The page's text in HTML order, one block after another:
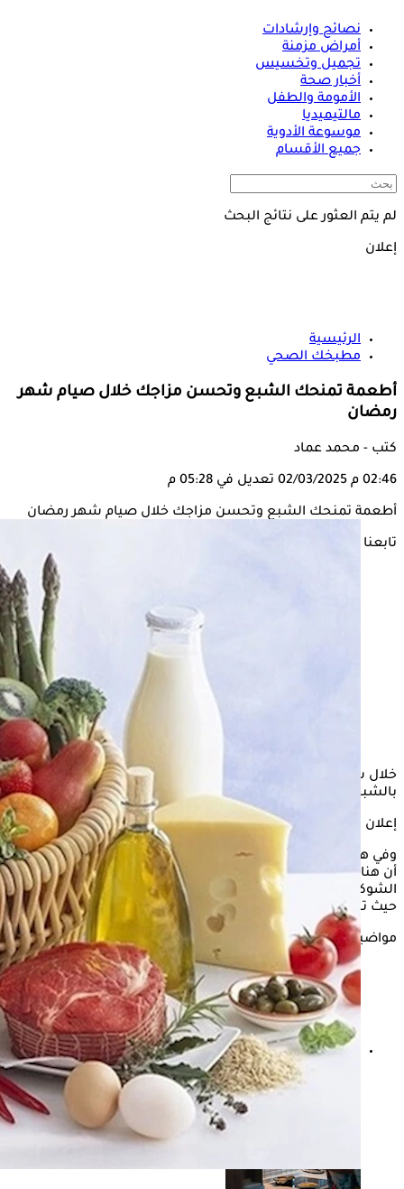
نصائح وإرشادات
أمراض مزمنة
تجميل وتخسيس
أخبار صحة
الأمومة والطفل
مالتيميديا
موسوعة الأدوية
جميع الأقسام
لم يتم العثور على نتائج البحث
إعلان
الرئيسية
مطبخك الصحي
أطعمة تمنحك الشبع وتحسن مزاجك خلال صيام شهر
رمضان
كتب - محمد عماد
02:46 م 02/03/2025 تعديل في 05:28 م
أطعمة تمنحك الشبع وتحسن مزاجك خلال صيام شهر رمضان
تابعنا على
خلال شهر رمضان، يحتاج الصائم إلى أطعمةتساعده على الشعور
بالشبع لفترات طويلة وتحافظ على حالته المزاجية.
إعلان
وفي هذا السياق، أوضحت خبيرة التغذية الروسية كسينيا زاباتورينا
أن هناك بعض الأغذية التي تساهم في تحقيق هذا التوازن، مثل
الشوكولاتة الداكنة التي تحتوي على ما لا يقل عن 70% من الكاكاو،
حيث تحفز إنتاج هرمون الإندروفين المعروف بهرمون السعادة.
مواضيع ذات صلة
تعب الصيف- تناول هذه الأطعمة للتغلب على الإرهاق